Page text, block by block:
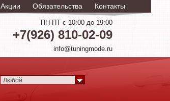
ПН-ПТ с 10:00 до 19:00
+7(926) 810-02-09
info@tuningmode.ru
Акции Обязательства Контакты
Любой